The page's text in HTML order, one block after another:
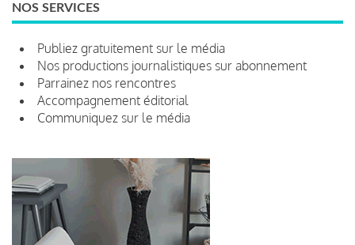
NOS SERVICES
Publiez gratuitement sur le média
Nos productions journalistiques sur abonnement
Parrainez nos rencontres
Accompagnement éditorial
Communiquez sur le média